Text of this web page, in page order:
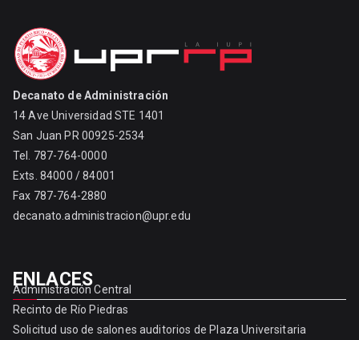
Decanato de Administración
14 Ave Universidad STE 1401
San Juan PR 00925-2534
Tel. 787-764-0000
Exts. 84000 / 84001
Fax 787-764-2880
decanato.administracion@upr.edu
ENLACES
Administración Central
Recinto de Río Piedras
Solicitud uso de salones auditorios de Plaza Universitaria